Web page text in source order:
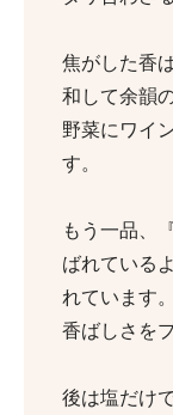
焦がした香
和して余韻
野菜にワイ
す。
もう一品、
ばれている
れています
香ばしさを
後は塩だけ